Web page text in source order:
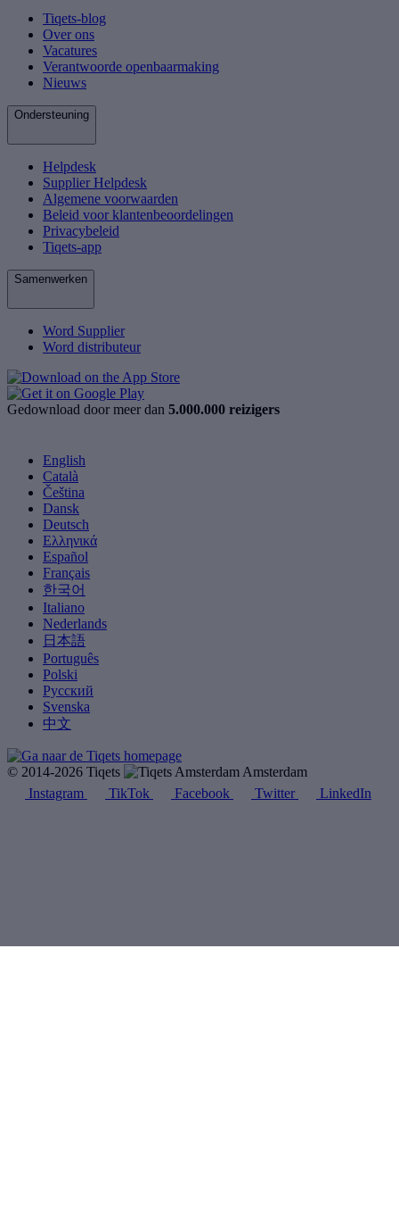
Tiqets-blog
Over ons
Vacatures
Verantwoorde openbaarmaking
Nieuws
Ondersteuning
Helpdesk
Supplier Helpdesk
Algemene voorwaarden
Beleid voor klantenbeoordelingen
Privacybeleid
Tiqets-app
Samenwerken
Word Supplier
Word distributeur
Gedownload door meer dan 5.000.000 reizigers
English
Català
Čeština
Dansk
Deutsch
Ελληνικά
Español
Français
한국어
Italiano
Nederlands
日本語
Português
Polski
Русский
Svenska
中文
© 2014-2026 Tiqets
Amsterdam
Instagram
TikTok Facebook Twitter LinkedIn